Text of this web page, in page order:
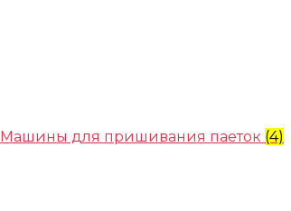
Машины для пришивания паеток (4)